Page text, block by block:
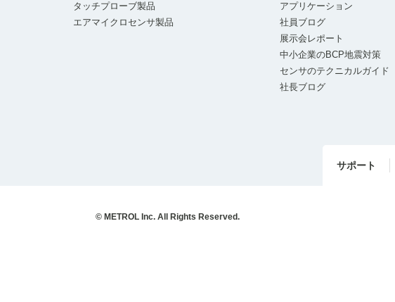
タッチプローブ製品
エアマイクロセンサ製品
アプリケーション
社員ブログ
展示会レポート
中小企業のBCP地震対策
センサのテクニカルガイド
社長ブログ
サポート
© METROL Inc. All Rights Reserved.